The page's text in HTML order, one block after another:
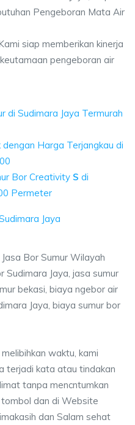
Pengeboran Mata Air
siap memberikan kinerja
pengeboran air
di Sudimara Jaya Termurah
Harga Terjangkau di
Bor Creativity S di
Permeter
Jaya
Bor Sumur Wilayah
Sudimara Jaya, jasa sumur
bekasi, biaya ngebor air
Jaya, biaya sumur bor
waktu, kami
terjadi kata atau tindakan
tanpa mencntumkan
dan di Website
dan Salam sehat